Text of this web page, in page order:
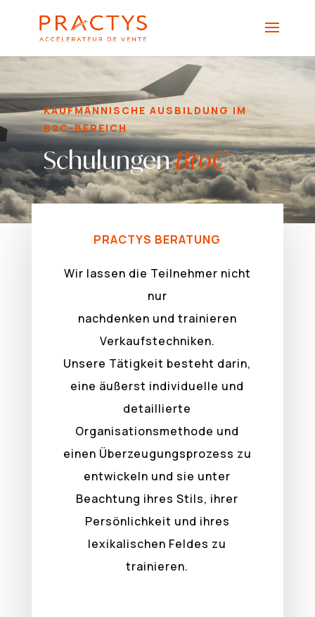
KAUFMÄNNISCHE AUSBILDUNG IM
B2C-BEREICH
SchulungenBtoC
PRACTYS BERATUNG
Wir lassen die Teilnehmer nicht
nur
nachdenken und trainieren
Verkaufstechniken.
Unsere Tätigkeit besteht darin,
eine äußerst individuelle und
detaillierte
Organisationsmethode und
einen Überzeugungsprozess zu
entwickeln und sie unter
Beachtung ihres Stils, ihrer
Persönlichkeit und ihres
lexikalischen Feldes zu
trainieren.